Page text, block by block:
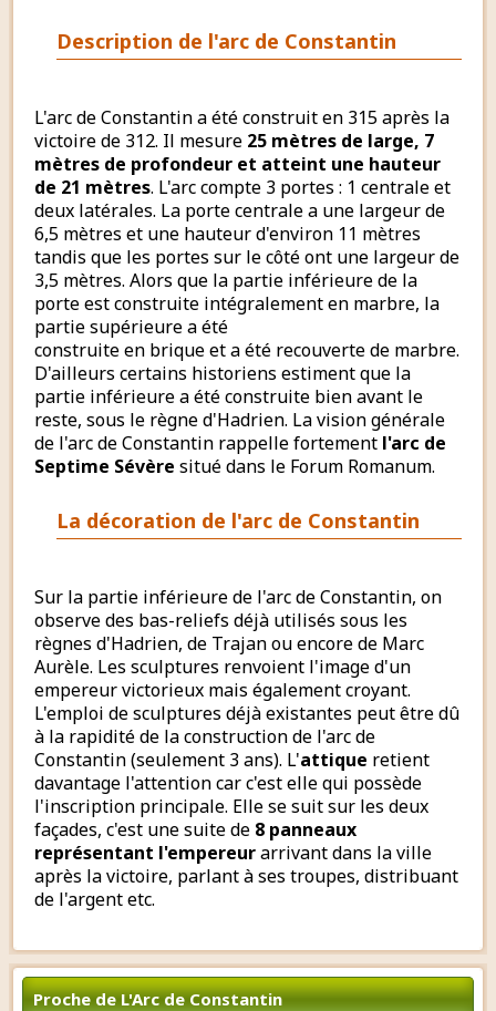
Description de l'arc de Constantin
L'arc de Constantin a été construit en 315 après la
victoire de 312. Il mesure 25 mètres de large, 7
mètres de profondeur et atteint une hauteur
de 21 mètres. L'arc compte 3 portes : 1 centrale et
deux latérales. La porte centrale a une largeur de
6,5 mètres et une hauteur d'environ 11 mètres
tandis que les portes sur le côté ont une largeur de
3,5 mètres. Alors que la partie inférieure de la
porte est construite intégralement en marbre, la
partie supérieure a été
construite en brique et a été recouverte de marbre.
D'ailleurs certains historiens estiment que la
partie inférieure a été construite bien avant le
reste, sous le règne d'Hadrien. La vision générale
de l'arc de Constantin rappelle fortement l'arc de
Septime Sévère situé dans le Forum Romanum.
La décoration de l'arc de Constantin
Sur la partie inférieure de l'arc de Constantin, on
observe des bas-reliefs déjà utilisés sous les
règnes d'Hadrien, de Trajan ou encore de Marc
Aurèle. Les sculptures renvoient l'image d'un
empereur victorieux mais également croyant.
L'emploi de sculptures déjà existantes peut être dû
à la rapidité de la construction de l'arc de
Constantin (seulement 3 ans). L'attique retient
davantage l'attention car c'est elle qui possède
l'inscription principale. Elle se suit sur les deux
façades, c'est une suite de 8 panneaux
représentant l'empereurarrivant dans la ville
après la victoire, parlant à ses troupes, distribuant
de l'argent etc.
Proche de L'Arc de Constantin